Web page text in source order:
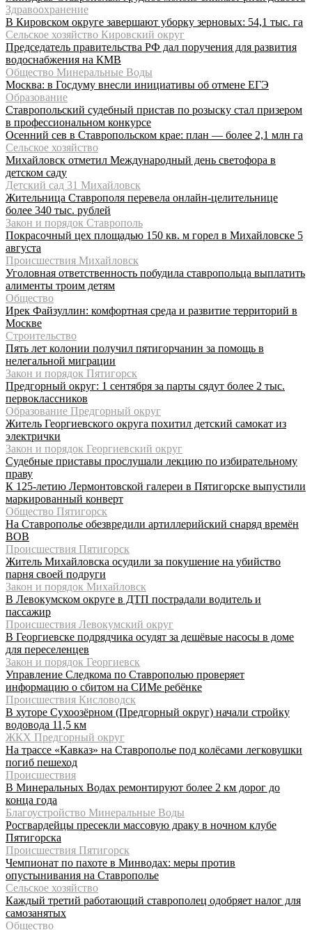
Здравоохранение
В Кировском округе завершают уборку зерновых: 54,1 тыс. га
Сельское хозяйство Кировский округ
Председатель правительства РФ дал поручения для развития
водоснабжения на КМВ
Общество Минеральные Воды
Москва: в Госдуму внесли инициативы об отмене ЕГЭ
Образование
Ставропольский судебный пристав по розыску стал призером
в профессиональном конкурсе
Осенний сев в Ставропольском крае: план — более 2,1 млн га
Сельское хозяйство
Михайловск отметил Международный день светофора в
детском саду
Детский сад 31 Михайловск
Жительница Ставрополя перевела онлайн-целительнице
более 340 тыс. рублей
Закон и порядок Ставрополь
Покрасочный цех площадью 150 кв. м горел в Михайловске 5
августа
Происшествия Михайловск
Уголовная ответственность побудила ставропольца выплатить
алименты троим детям
Общество
Ирек Файзуллин: комфортная среда и развитие территорий в
Москве
Строительство
Пять лет колонии получил пятигорчанин за помощь в
нелегальной миграции
Закон и порядок Пятигорск
Предгорный округ: 1 сентября за парты сядут более 2 тыс.
первоклассников
Образование Предгорный округ
Житель Георгиевского округа похитил детский самокат из
электрички
Закон и порядок Георгиевский округ
Судебные приставы прослушали лекцию по избирательному
праву
К 125-летию Лермонтовской галереи в Пятигорске выпустили
маркированный конверт
Общество Пятигорск
На Ставрополье обезвредили артиллерийский снаряд времён
ВОВ
Происшествия Пятигорск
Житель Михайловска осудили за покушение на убийство
парня своей подруги
Закон и порядок Михайловск
В Левокумском округе в ДТП пострадали водитель и
пассажир
Происшествия Левокумский округ
В Георгиевске подрядчика осудят за дешёвые насосы в доме
для переселенцев
Закон и порядок Георгиевск
Управление Следкома по Ставрополью проверяет
информацию о сбитом на СИМе ребёнке
Происшествия Кисловодск
В хуторе Сухоозёрном (Предгорный округ) начали стройку
водовода 11,5 км
ЖКХ Предгорный округ
На трассе «Кавказ» на Ставрополье под колёсами легковушки
погиб пешеход
Происшествия
В Минеральных Водах ремонтируют более 2 км дорог до
конца года
Благоустройство Минеральные Воды
Росгвардейцы пресекли массовую драку в ночном клубе
Пятигорска
Происшествия Пятигорск
Чемпионат по пахоте в Минводах: меры против
опустынивания на Ставрополье
Сельское хозяйство
Каждый третий работающий ставрополец одобряет налог для
самозанятых
Общество